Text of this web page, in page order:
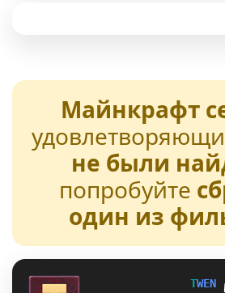
Майнкрафт
не были
попробуйте
один из
TWEN